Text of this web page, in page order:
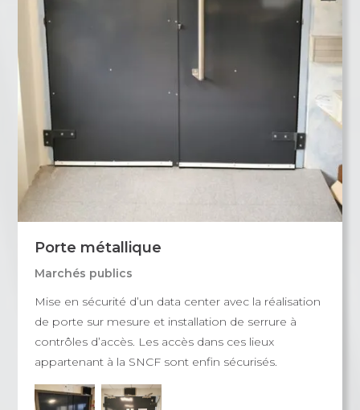
Porte métallique
Marchés publics
Mise en sécurité d’un data center avec la réalisation
de porte sur mesure et installation de serrure à
contrôles d’accès. Les accès dans ces lieux
appartenant à la SNCF sont enfin sécurisés.